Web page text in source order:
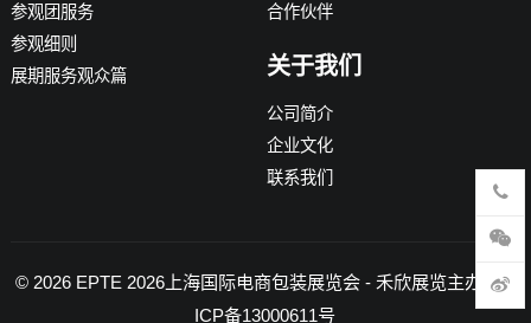
参观团服务
参观细则
展期服务观众篇
合作伙伴
关于我们
公司简介
企业文化
联系我们
© 2026 EPTE 2026上海国际电商包装展览会- 禾欣展览主办 -沪
ICP备13000611号